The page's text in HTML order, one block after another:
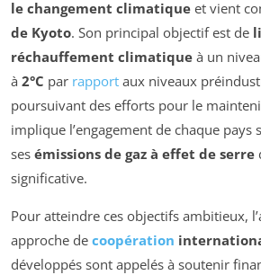
le changement climatique et vient
de Kyoto. Son principal objectif est de
réchauffement climatique à un
à 2°C par rapport aux niveaux
poursuivant des efforts pour le
implique l’engagement de chaque pays
ses émissions de gaz à effet de serre
significative.
Pour atteindre ces objectifs ambitieux,
approche de coopération
développés sont appelés à soutenir